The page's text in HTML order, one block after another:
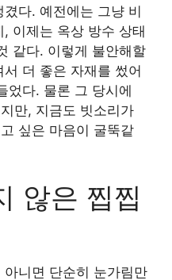
다. 예전에는 그냥 비
이제는 옥상 방수 상태
같다. 이렇게 불안해할
더 좋은 자재를 썼어
었다. 물론 그 당시에
만, 지금도 빗소리가
싶은 마음이 굴뚝같
않은 찝찝
니면 단순히 눈가림만